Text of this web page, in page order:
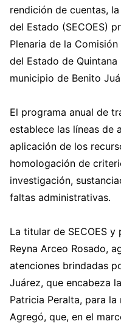
rendición de cuentas,
del Estado (SECOES)
Plenaria de la
del Estado de Quintana
municipio de Benito
El programa anual de
establece las líneas de
aplicación de los
homologación de
investigación,
faltas administrativas.
La titular de SECOES y
Reyna Arceo Rosado,
atenciones brindadas
Juárez, que encabeza
Patricia Peralta, para
Agregó, que, en el